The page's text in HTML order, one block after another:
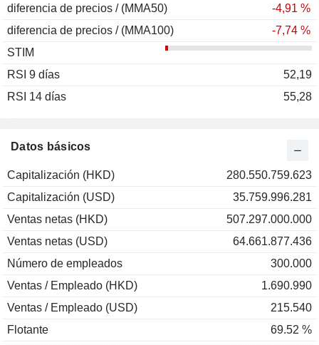
Datos básicos
Capitalización (HKD)
280.550.759.623
Capitalización (USD)
35.759.996.281
Ventas netas (HKD)
507.297.000.000
Ventas netas (USD)
64.661.877.436
Número de empleados
300.000
Ventas / Empleado (HKD)
1.690.990
Ventas / Empleado (USD)
215.540
Flotante
69.52 %
diferencia de precios / (MMA50)
-4,91 %
diferencia de precios / (MMA100)
-7,74 %
STIM
RSI 9 días
52,19
RSI 14 días
55,28
2005
+2,65 %
2004
+25,51 %
2003
+21,67 %
2002
2001
1999
1997
1996
-5,05 %